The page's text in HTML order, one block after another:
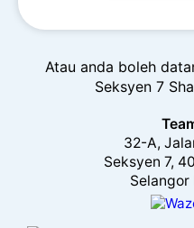
Atau anda boleh
Seksyen 7
32-A,
Seksyen 7,
Selangor